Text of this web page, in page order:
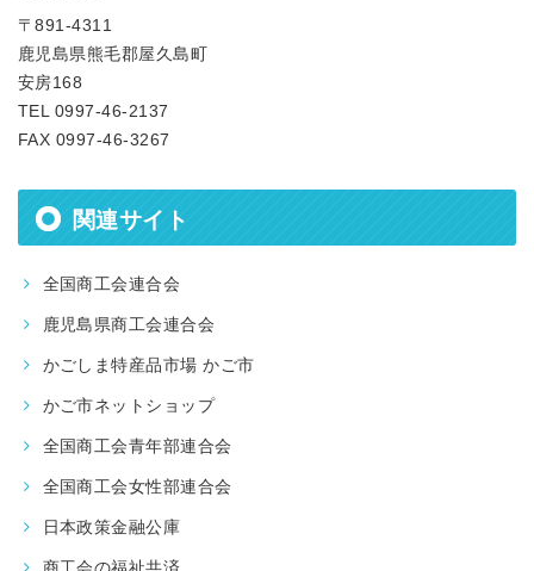
〒891-4311
鹿児島県熊毛郡屋久島町
安房168
TEL 0997-46-2137
FAX 0997-46-3267
関連サイト
全国商工会連合会
鹿児島県商工会連合会
かごしま特産品市場 かご市
かご市ネットショップ
全国商工会青年部連合会
全国商工会女性部連合会
日本政策金融公庫